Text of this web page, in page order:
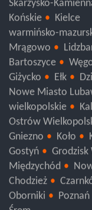
Skarżysko-
Końskie
Kielce
warmińsko-
Mrągowo
Bartoszyce
Giżycko
Ełk
Nowe Miasto
wielkopolskie
Ostrów
Gniezno
Koło
Gostyń
Międzychód
Chodzież
Oborniki
Poznań